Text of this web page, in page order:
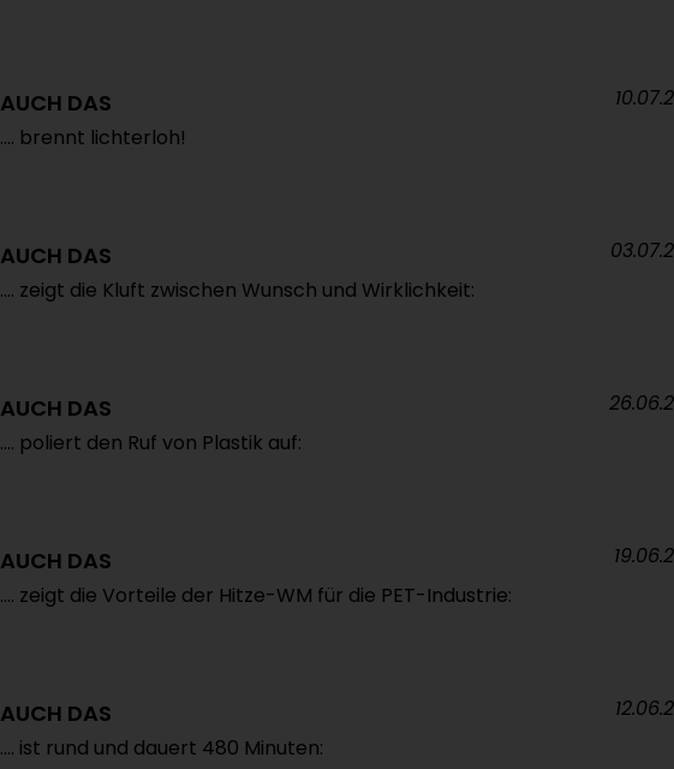
AUCH DAS
.... brennt lichterloh!
AUCH DAS
.... zeigt die Kluft zwischen Wunsch und Wirklichkeit:
AUCH DAS
.... poliert den Ruf von Plastik auf:
AUCH DAS
.... zeigt die Vorteile der Hitze-WM für die PET-Industrie:
AUCH DAS
.... ist rund und dauert 480 Minuten: